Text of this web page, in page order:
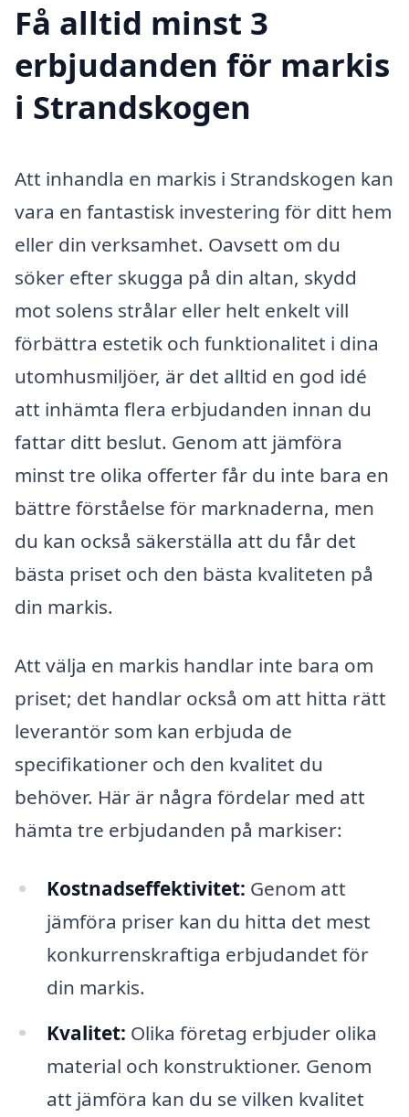
Få alltid minst 3
erbjudanden för markis
i Strandskogen
Att inhandla en markis i Strandskogen kan
vara en fantastisk investering för ditt hem
eller din verksamhet. Oavsett om du
söker efter skugga på din altan, skydd
mot solens strålar eller helt enkelt vill
förbättra estetik och funktionalitet i dina
utomhusmiljöer, är det alltid en god idé
att inhämta flera erbjudanden innan du
fattar ditt beslut. Genom att jämföra
minst tre olika offerter får du inte bara en
bättre förståelse för marknaderna, men
du kan också säkerställa att du får det
bästa priset och den bästa kvaliteten på
din markis.
Att välja en markis handlar inte bara om
priset; det handlar också om att hitta rätt
leverantör som kan erbjuda de
specifikationer och den kvalitet du
behöver. Här är några fördelar med att
hämta tre erbjudanden på markiser:
Kostnadseffektivitet: Genom att
jämföra priser kan du hitta det mest
konkurrenskraftiga erbjudandet för
din markis.
Kvalitet: Olika företag erbjuder olika
material och konstruktioner. Genom
att jämföra kan du se vilken kvalitet